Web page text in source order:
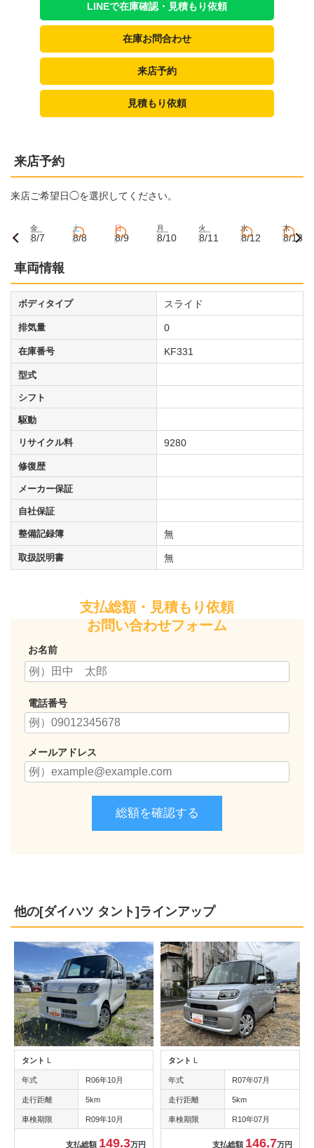
LINEで在庫確認・見積もり依頼
在庫お問合わせ
来店予約
見積もり依頼
来店予約
来店ご希望日◯を選択してください。
金
8/7
土
8/8
日
8/9
月
8/10
火
8/11
水
8/12
木
8/13
車両情報
ボディタイプ スライド
排気量 0
在庫番号 KF331
型式
シフト
駆動
リサイクル料 9280
修復歴
メーカー保証
自社保証
整備記録簿 無
取扱説明書 無
支払総額・見積もり依頼
お問い合わせフォーム
お名前
電話番号
メールアドレス
他の[ダイハツ タント]ラインアップ
タント
年式 R06年10月
走行距離 5km
車検期限 R09年10月
支払総額 149.3万円
タント
年式 R07年07月
走行距離 5km
車検期限 R10年07月
支払総額 146.7万円